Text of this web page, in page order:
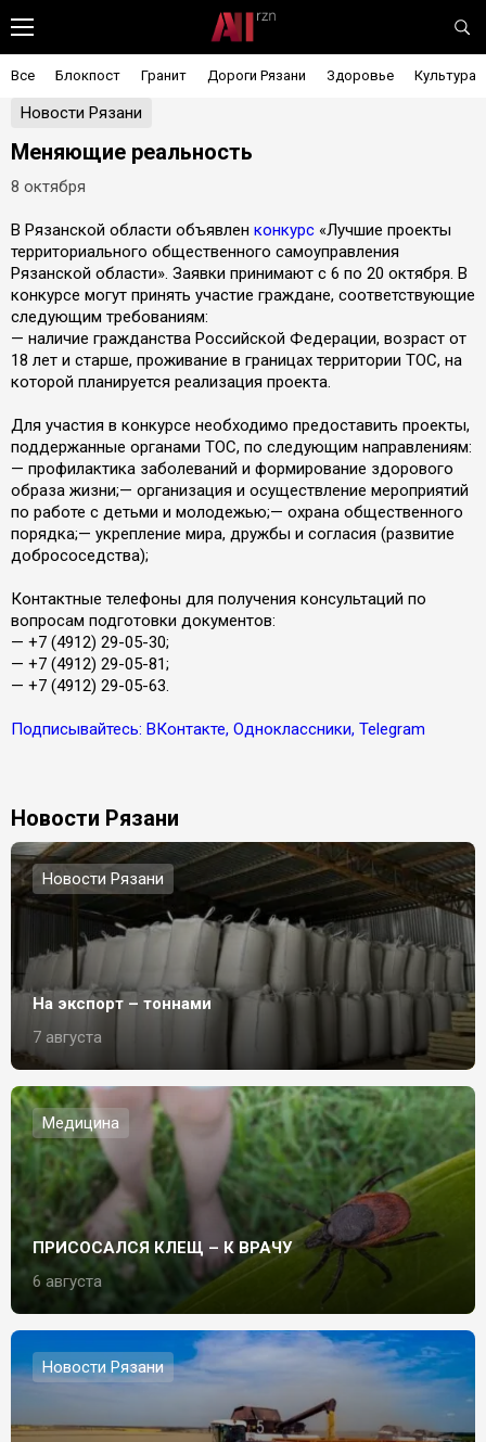
Все Блокпост Гранит Дороги Рязани Здоровье Культура
Новости Рязани
Меняющие реальность
8 октября
В Рязанской области объявлен конкурс «Лучшие проекты
территориального общественного самоуправления
Рязанской области». Заявки принимают с 6 по 20 октября. В
конкурсе могут принять участие граждане, соответствующие
следующим требованиям:
— наличие гражданства Российской Федерации, возраст от
18 лет и старше, проживание в границах территории ТОС, на
которой планируется реализация проекта.
Для участия в конкурсе необходимо предоставить проекты,
поддержанные органами ТОС, по следующим направлениям:
— профилактика заболеваний и формирование здорового
образа жизни;— организация и осуществление мероприятий
по работе с детьми и молодежью;— охрана общественного
порядка;— укрепление мира, дружбы и согласия (развитие
добрососедства);
Контактные телефоны для получения консультаций по
вопросам подготовки документов:
— +7 (4912) 29-05-30;
— +7 (4912) 29-05-81;
— +7 (4912) 29-05-63.
Подписывайтесь: ВКонтакте, Одноклассники, Telegram
Новости Рязани
Новости Рязани
На экспорт – тоннами
7 августа
Медицина
ПРИСОСАЛСЯ КЛЕЩ – К ВРАЧУ
6 августа
Новости Рязани